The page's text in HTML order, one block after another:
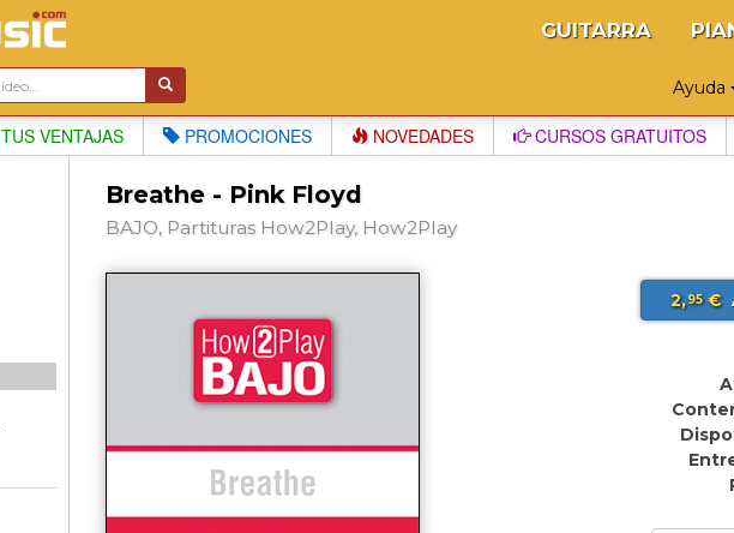
GUITARRA
Ayuda
TUS VENTAJAS PROMOCIONES NOVEDADES CURSOS GRATUITOS
Breathe - Pink Floyd
BAJO, Partituras How2Play, How2Play
2,95€